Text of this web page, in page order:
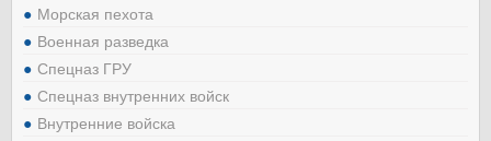
Морская пехота
Военная разведка
Спецназ ГРУ
Спецназ внутренних войск
Внутренние войска